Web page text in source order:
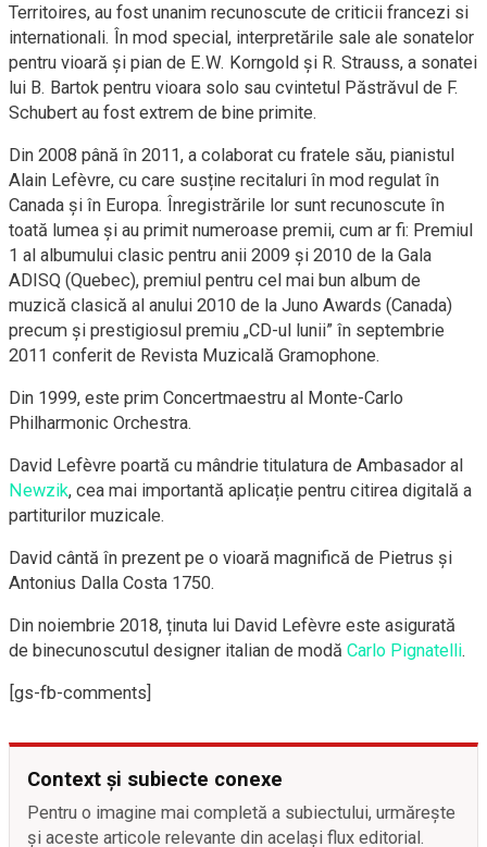
Territoires, au fost unanim recunoscute de criticii francezi si
internationali. În mod special, interpretările sale ale sonatelor
pentru vioară și pian de E.W. Korngold și R. Strauss, a sonatei
lui B. Bartok pentru vioara solo sau cvintetul Păstrăvul de F.
Schubert au fost extrem de bine primite.
Din 2008 până în 2011, a colaborat cu fratele său, pianistul
Alain Lefèvre, cu care susține recitaluri în mod regulat în
Canada și în Europa. Înregistrările lor sunt recunoscute în
toată lumea și au primit numeroase premii, cum ar fi: Premiul
1 al albumului clasic pentru anii 2009 și 2010 de la Gala
ADISQ (Quebec), premiul pentru cel mai bun album de
muzică clasică al anului 2010 de la Juno Awards (Canada)
precum și prestigiosul premiu „CD-ul lunii” în septembrie
2011 conferit de Revista Muzicală Gramophone.
Din 1999, este prim Concertmaestru al Monte-Carlo
Philharmonic Orchestra.
David Lefèvre poartă cu mândrie titulatura de Ambasador al
Newzik, cea mai importantă aplicație pentru citirea digitală a
partiturilor muzicale.
David cântă în prezent pe o vioară magnifică de Pietrus și
Antonius Dalla Costa 1750.
Din noiembrie 2018, ținuta lui David Lefèvre este asigurată
de binecunoscutul designer italian de modă Carlo Pignatelli.
[gs-fb-comments]
Context și subiecte conexe
Pentru o imagine mai completă a subiectului, urmărește
și aceste articole relevante din același flux editorial.